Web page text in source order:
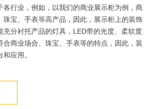
各行业，例如，以我们的商业展示柜为例，商
珠宝、手表等高产品，因此，展示柜上的装饰
充分衬托产品的灯具，LED带的光度、柔软度
合商业场合、珠宝、手表等的特点，因此，装
应用。